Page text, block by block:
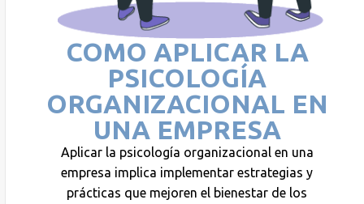
COMO APLICAR LA
PSICOLOGÍA
ORGANIZACIONAL EN
UNA EMPRESA
Aplicar la psicología organizacional en una
empresa implica implementar estrategias y
prácticas que mejoren el bienestar de los